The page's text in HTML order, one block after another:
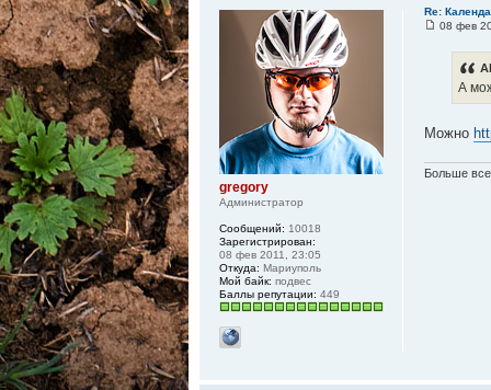
Re:
08 фев
А
Можно
Больше
gregory
Администратор
Сообщений: 10018
Зарегистрирован:
08 фев 2011, 23:05
Откуда: Мариуполь
Мой байк: подвес
Баллы репутации: 449